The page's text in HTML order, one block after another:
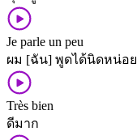
Je parle un peu
ผม [ฉัน] พูด​ได้​นิดหน่อย
Très bien
ดี​มาก